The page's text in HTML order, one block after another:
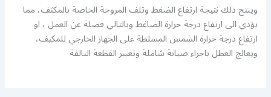
وينتج ذلك نتيجة ارتفاع الضغط وتلف المروحة الخاصة بالمكثف، مما
يؤدي الى ارتفاع درجة حرارة الضاغط وبالتالي فصلة عن العمل ، او
ارتفاع درجة حرارة الشمس المسلطة على الجهاز الخارجي للمكيف،
ويعالج العطل باجراء صيانة شاملة وتغيير القطعة التالفة